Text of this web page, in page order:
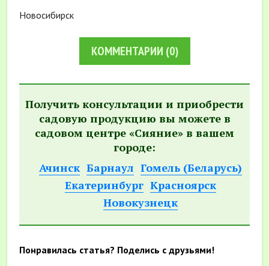
Новосибирск
КОММЕНТАРИИ (0)
Получить консультации и приобрести
садовую продукцию вы можете в
садовом центре «Сияние» в вашем
городе:
Ачинск Барнаул Гомель (Беларусь)
Екатеринбург Красноярск
Новокузнецк
Понравилась статья? Поделись с друзьями!